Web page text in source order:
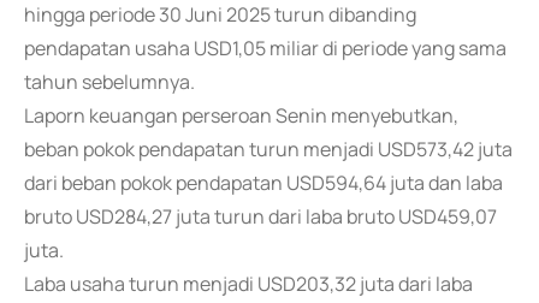
hingga periode 30 Juni 2025 turun dibanding
pendapatan usaha USD1,05 miliar di periode yang sama
tahun sebelumnya.
Laporn keuangan perseroan Senin menyebutkan,
beban pokok pendapatan turun menjadi USD573,42 juta
dari beban pokok pendapatan USD594,64 juta dan laba
bruto USD284,27 juta turun dari laba bruto USD459,07
juta.
Laba usaha turun menjadi USD203,32 juta dari laba